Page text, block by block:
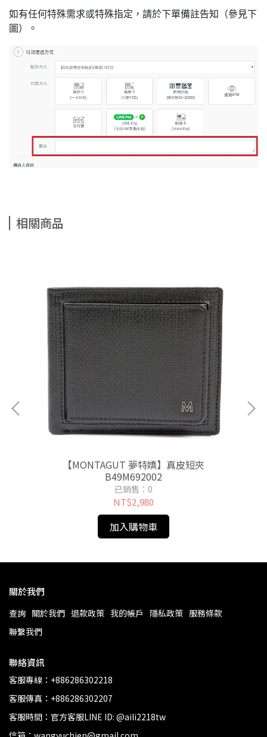
如有任何特殊需求或特殊指定，請於下單備註告知（參見下
圖）。
相關商品
【MONTAGUT 夢特嬌】真皮短夾
B49M692002
已銷售：0
NT$2,980
加入購物車
關於我們
查詢 關於我們 退款政策 我的帳戶 隱私政策 服務條款
聯繫我們
聯絡資訊
客服專線：+886286302218
客服傳真：+886286302207
客服時間：官方客服LINE ID: @aili2218tw